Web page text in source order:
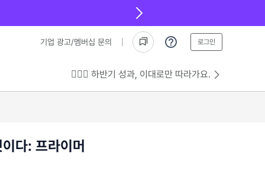
기업 광고/멤버십 문의 로그인
💁🏻‍♂️ 하반기 성과, 이대로만 따라가요.
다: 프라이머